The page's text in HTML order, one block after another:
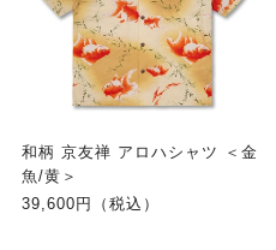
和柄 京友禅 アロハシャツ ＜金
魚/黄＞
39,600円（税込）